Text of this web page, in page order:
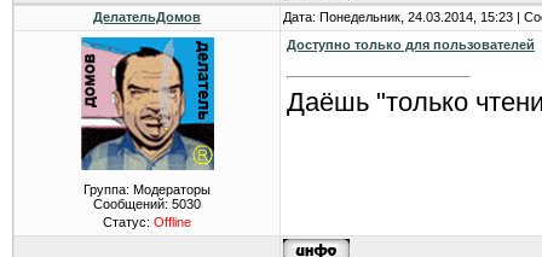
ДелательДомов Дата: Понедельник, 24.03.2014, 15:23 |
Группа: Модераторы
Сообщений: 5030
Статус: Offline
Доступно только для пользователей
Даёшь "только